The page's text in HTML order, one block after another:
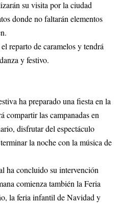
su visita por la ciudad
donde no faltarán elementos
reparto de caramelos y tendrá
y festivo.
ha preparado una fiesta en la
compartir las campanadas en
disfrutar del espectáculo
la noche con la música de
ha concluido su intervención
comienza también la Feria
la feria infantil de Navidad y